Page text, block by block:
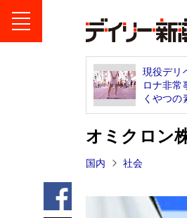
現役デリ
ロナ非常
くやつの
オミクロン
国内 社会